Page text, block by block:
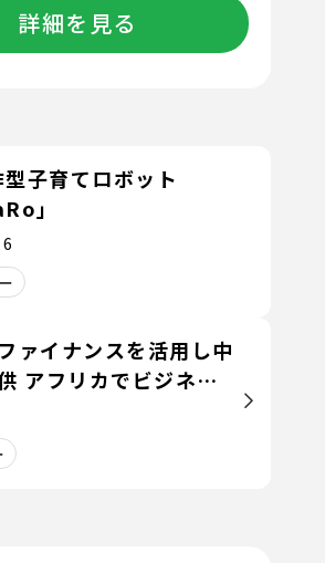
詳細を見る
子育てロボット
」
ァイナンスを活用し中
アフリカでビジネス